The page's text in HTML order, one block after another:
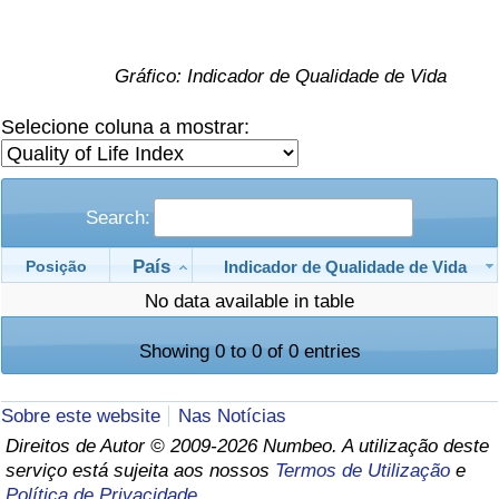
Gráfico: Indicador de Qualidade de Vida
Selecione coluna a mostrar:
Search:
Posição País Indicador de Qualidade de Vida
No data available in table
Showing 0 to 0 of 0 entries
Sobre este website
Nas Notícias
Direitos de Autor © 2009-2026 Numbeo. A utilização deste
serviço está sujeita aos nossos Termos de Utilização e
Indicador de Saúde
Indicador de Saúde por País
Poluição
Indicador de Poluição (Atual)
Índice de poluição
Indicador de Poluição por País
Trânsito